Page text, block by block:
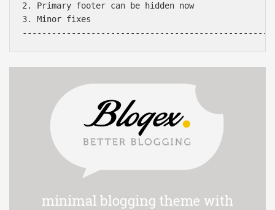
2. Primary footer can be hidden now
3. Minor fixes